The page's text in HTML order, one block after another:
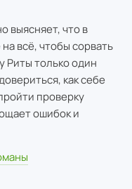
выясняет, что в
всё, чтобы сорвать
Риты только один
как себе
проверку
ошибок и